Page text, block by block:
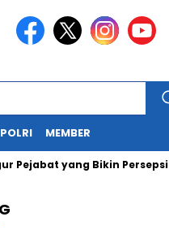
MEMBER
yang Bikin Persepsi Negatif